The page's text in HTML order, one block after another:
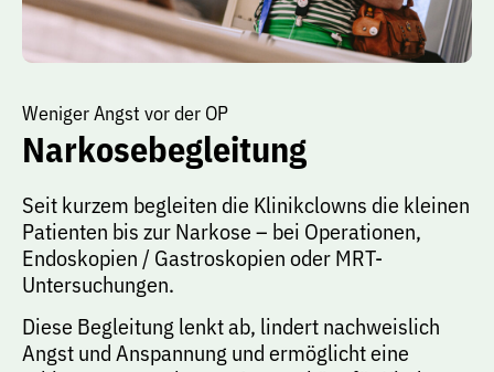
Weniger Angst vor der OP
Narkosebegleitung
Seit kurzem begleiten die Klinikclowns die kleinen
Patienten bis zur Narkose – bei Operationen,
Endoskopien / Gastroskopien oder MRT-
Untersuchungen.
Diese Begleitung lenkt ab, lindert nachweislich
Angst und Anspannung und ermöglicht eine